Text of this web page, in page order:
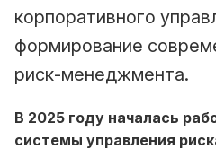
корпоративного
формирование
риск-менеджмента.
В 2025 году началась
системы управления